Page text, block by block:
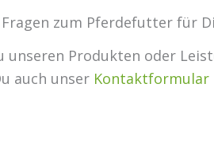
zum Pferdefutter für
unseren Produkten oder
auch unser Kontaktformular